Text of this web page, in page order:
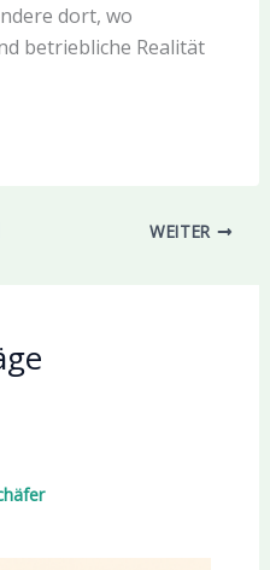
dort, wo
betriebliche Realität
WEITER